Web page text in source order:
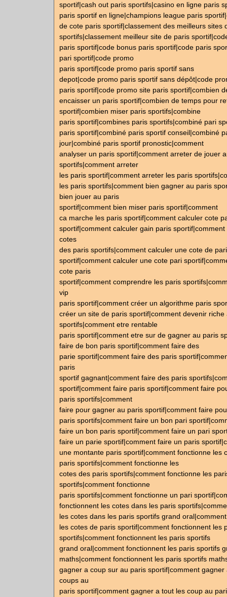
sportif|cash out paris sportifs|casino en ligne paris
paris sportif en ligne|champions league paris
de cote paris sportif|classement des meilleurs sites
sportifs|classement meilleur site de paris
paris sportif|code bonus paris sportif|code paris
pari sportif|code promo
paris sportif|code promo paris sportif sans
depot|code promo paris sportif sans dépôt|code
paris sportif|code promo site paris sportif|combien
encaisser un paris sportif|combien de temps pour
sportif|combien miser paris sportifs|combine
paris sportif|combines paris sportifs|combiné pari
paris sportif|combiné paris sportif conseil|combiné
jour|combiné paris sportif pronostic|comment
analyser un paris sportif|comment arreter de jouer
sportifs|comment arreter
les paris sportif|comment arreter les paris
les paris sportifs|comment bien gagner au paris
bien jouer au paris
sportif|comment bien miser paris sportif|comment
ca marche les paris sportif|comment calculer cote
sportif|comment calculer gain paris sportif|comment
cotes
des paris sportifs|comment calculer une cote de
sportif|comment calculer une cote pari
cote paris
sportif|comment comprendre les paris
vip
paris sportif|comment créer un algorithme paris
créer un site de paris sportif|comment devenir riche
sportifs|comment etre rentable
paris sportif|comment etre sur de gagner au paris
faire de bon paris sportif|comment faire des
parie sportif|comment faire des paris
paris
sportif gagnant|comment faire des paris
sportif|comment faire paris sportif|comment faire
paris sportifs|comment
faire pour gagner au paris sportif|comment faire
paris sportifs|comment faire un bon pari
faire un bon paris sportif|comment faire un pari
faire un parie sportif|comment faire un paris
une montante paris sportif|comment fonctionne les
paris sportifs|comment fonctionne les
cotes des paris sportifs|comment fonctionne les
sportifs|comment fonctionne
paris sportifs|comment fonctionne un pari
fonctionnent les cotes dans les paris
les cotes dans les paris sportifs grand
les cotes de paris sportif|comment fonctionnent les
sportifs|comment fonctionnent les paris sportifs
grand oral|comment fonctionnent les paris sportifs
maths|comment fonctionnent les paris sportifs
gagner a coup sur au paris sportif|comment gagner
coups au
paris sportif|comment gagner a tout les coup au